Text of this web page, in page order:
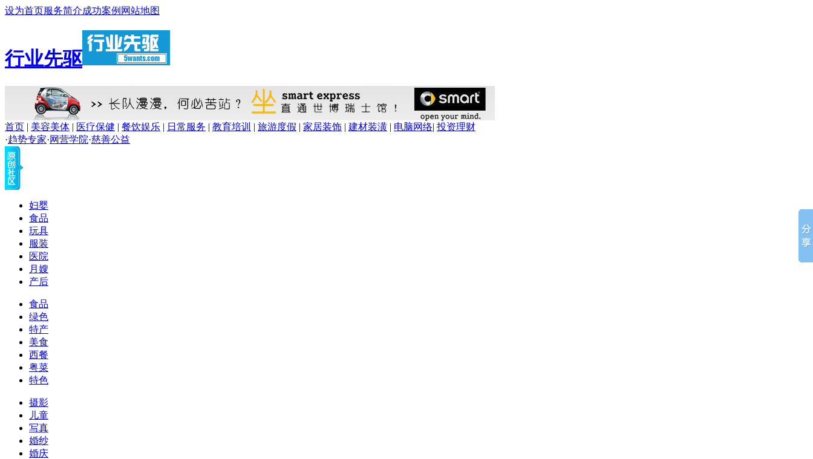
设为首页服务简介成功案例 网站地图
行业先驱
首页 | 美容美体 | 医疗保健 | 餐饮娱乐 | 日常服务 | 教育培训 | 旅游度假 | 家居装饰 | 建材装潢 | 电脑网络| 投资理财
·趋势专家·网营学院·慈善公益
妇婴
食品
玩具
服装
医院
月嫂
产后
食品
绿色
特产
美食
西餐
粤菜
特色
摄影
儿童
写真
婚纱
婚庆